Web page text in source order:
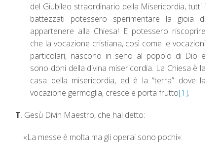
del Giubileo straordinario della Misericordia, tutti i
battezzati potessero sperimentare la gioia di
appartenere alla Chiesa! E potessero riscoprire
che la vocazione cristiana, così come le vocazioni
particolari, nascono in seno al popolo di Dio e
sono doni della divina misericordia. La Chiesa è la
casa della misericordia, ed è la “terra” dove la
vocazione germoglia, cresce e porta frutto[1].
T. Gesù Divin Maestro, che hai detto:
«La messe è molta ma gli operai sono pochi»: